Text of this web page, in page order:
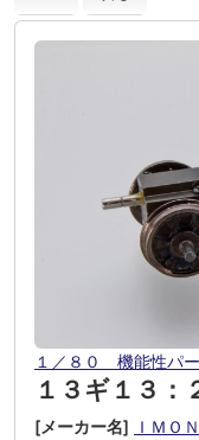
１／８０ 機能性パ
１３ギ１３：
[メーカー名] ＩＭＯＮ